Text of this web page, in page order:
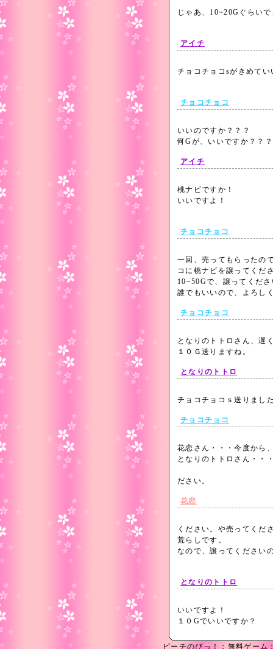
じゃあ、10~20Gぐらい
アイチ
チョコチョコsがきめてい
チョコチョコ
いいのですか？？？
何Gが、いいですか？
アイチ
桃ナビですか！
いいですよ！
チョコチョコ
一回、売ってもらったの
コに桃ナビを譲ってくだ
10~50Gで、譲ってくだ
誰でもいいので、よろ
チョコチョコ
となりのトトロさん、遅
１０Ｇ送りますね。
となりのトトロ
チョコチョコｓ送りま
チョコチョコ
花恋さん・・・今度から
となりのトトロさん・・
ださい。
花恋
ください。や売ってくだ
荒らしです。
なので、譲ってください
となりのトトロ
いいですよ！
１０Gでいいですか？
ピーチのぴっ！ ： 無料ゲーム